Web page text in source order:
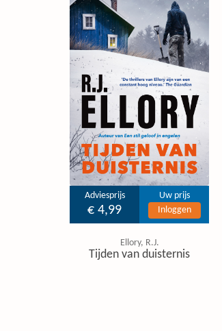
Adviesprijs
€ 4,99
Uw prijs
Inloggen
Ellory, R.J.
Tijden van duisternis